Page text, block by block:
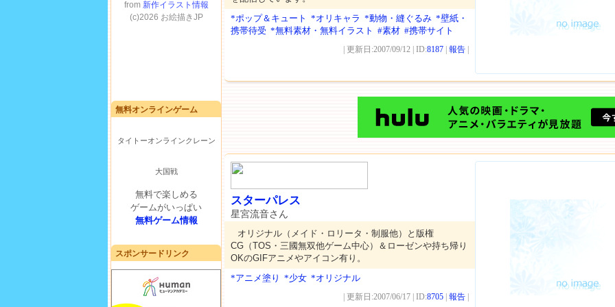
無料オンラインゲーム
タイトーオンラインクレーン
大国戦
無料で楽しめる
ゲームがいっぱい
無料ゲーム情報
スポンサードリンク
*ポップ＆キュート *オリキャラ *動物・縫ぐるみ *壁紙・
携帯待受 *無料素材・無料イラスト #素材 #携帯サイト
| 更新日:2007/09/12 | ID:8187 報告
スターパレス
星宮流音さん
オリジナル（メイド・ロリータ・制服他）と版権
CG（TOS・三國無双他ゲーム中心）＆ローゼンや持ち帰り
OKのGIFアニメやアイコン有り。
*アニメ塗り *少女 *オリジナル
| 更新日:2007/06/17 | ID:8705 報告